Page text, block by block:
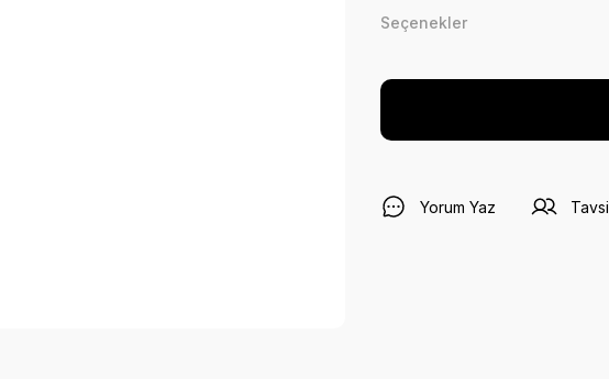
Seçenekler
Yorum Yaz